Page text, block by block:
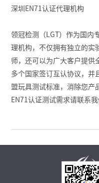
深圳EN71认证代理机构
领冠检测（LGT）作为国内
理机构，不仅拥有独立的实
师，还可以为广大客户提供
多个国家签订互认协议，并
盟玩具测试标准，消除您产
EN71认证测试需求请联系